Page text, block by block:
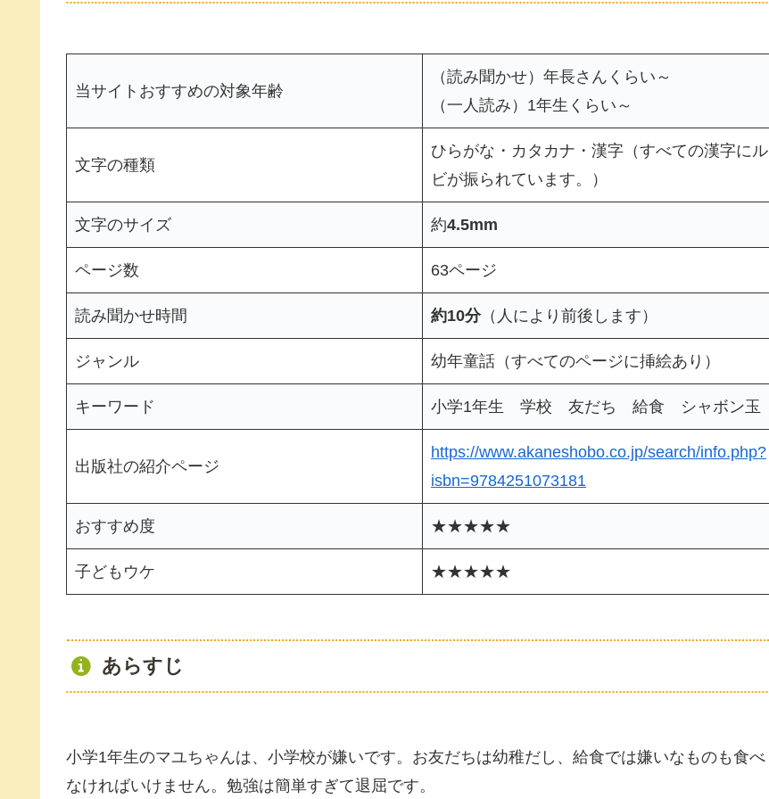
当サイトおすすめの対象年齢
（読み聞かせ）年長さんくらい～
（一人読み）1年生くらい～
文字の種類
ひらがな・カタカナ・漢字（すべての漢字にル
ビが振られています。）
文字のサイズ 約4.5mm
ページ数 63ページ
読み聞かせ時間 約10分（人により前後します）
ジャンル 幼年童話（すべてのページに挿絵あり）
キーワード 小学1年生 学校 友だち 給食 シャボン玉
出版社の紹介ページ
https://www.akaneshobo.co.jp/search/info.php?
isbn=9784251073181
おすすめ度 ★★★★★
子どもウケ ★★★★★
あらすじ
小学1年生のマユちゃんは、小学校が嫌いです。お友だちは幼稚だし、給食では嫌いなものも食べ
なければいけません。勉強は簡単すぎて退屈です。